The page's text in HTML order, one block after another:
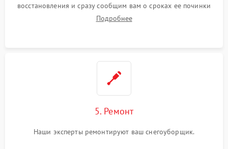
восстановления и сразу сообщим вам о сроках ее починки
Подробнее
5. Ремонт
Наши эксперты ремонтируют ваш снегоуборщик.